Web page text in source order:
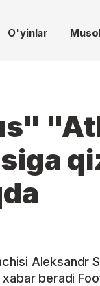
O'yinlar
Aleksandr
beradi